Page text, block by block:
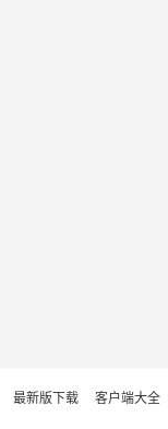
最新版下载 客户端大全